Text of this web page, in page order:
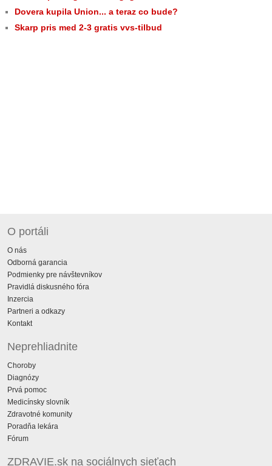
Dovera kupila Union... a teraz co bude?
Skarp pris med 2-3 gratis vvs-tilbud
O portáli
O nás
Odborná garancia
Podmienky pre návštevníkov
Pravidlá diskusného fóra
Inzercia
Partneri a odkazy
Kontakt
Neprehliadnite
Choroby
Diagnózy
Prvá pomoc
Medicínsky slovník
Zdravotné komunity
Poradňa lekára
Fórum
ZDRAVIE.sk na sociálnych sieťach